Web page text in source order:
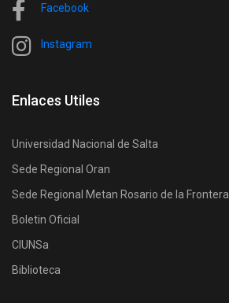
Facebook
Instagram
Enlaces Utiles
Universidad Nacional de Salta
Sede Regional Oran
Sede Regional Metan Rosario de la Frontera
Boletin Oficial
CIUNSa
Biblioteca